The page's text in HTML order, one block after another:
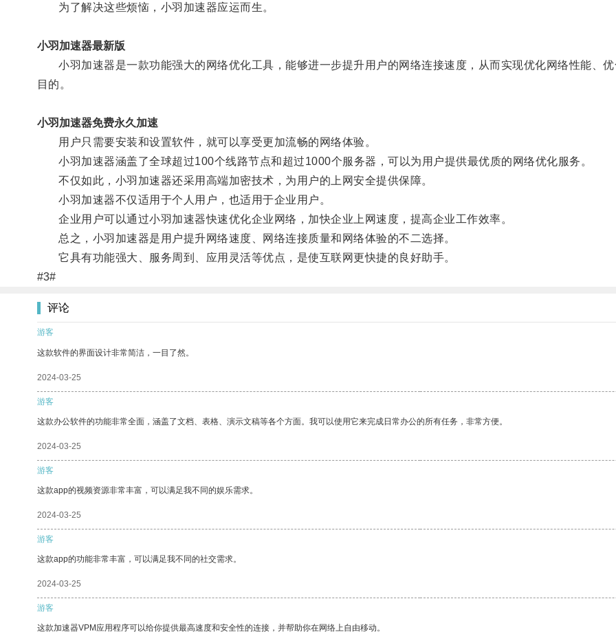
为了解决这些烦恼，小羽加速器应运而生。
小羽加速器最新版
小羽加速器是一款功能强大的网络优化工具，能够进一步提升用户的网络连接速度，从而实现优化网络性能、
目的。
小羽加速器免费永久加速
用户只需要安装和设置软件，就可以享受更加流畅的网络体验。
小羽加速器涵盖了全球超过100个线路节点和超过1000个服务器，可以为用户提供最优质的网络优化服务。
不仅如此，小羽加速器还采用高端加密技术，为用户的上网安全提供保障。
小羽加速器不仅适用于个人用户，也适用于企业用户。
企业用户可以通过小羽加速器快速优化企业网络，加快企业上网速度，提高企业工作效率。
总之，小羽加速器是用户提升网络速度、网络连接质量和网络体验的不二选择。
它具有功能强大、服务周到、应用灵活等优点，是使互联网更快捷的良好助手。
#3#
评论
游客
这款软件的界面设计非常简洁，一目了然。
2024-03-25
游客
这款办公软件的功能非常全面，涵盖了文档、表格、演示文稿等各个方面。我可以使用它来完成日常办公的所有任务，非常方便。
2024-03-25
游客
这款app的视频资源非常丰富，可以满足我不同的娱乐需求。
2024-03-25
游客
这款app的功能非常丰富，可以满足我不同的社交需求。
2024-03-25
游客
这款加速器VPM应用程序可以给你提供最高速度和安全性的连接，并帮助你在网络上自由移动。